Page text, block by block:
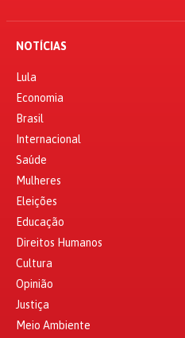
NOTÍCIAS
Lula
Economia
Brasil
Internacional
Saúde
Mulheres
Eleições
Educação
Direitos Humanos
Cultura
Opinião
Justiça
Meio Ambiente